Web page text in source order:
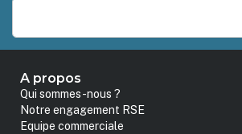
A propos
Qui sommes-nous ?
Notre engagement RSE
Equipe commerciale